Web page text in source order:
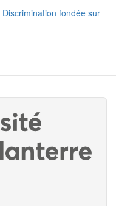
Discrimination fondée sur